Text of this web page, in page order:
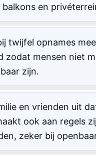
balkons en
twijfel opnames
zodat mensen niet
zijn.
en vrienden uit
ook aan regels
zeker bij